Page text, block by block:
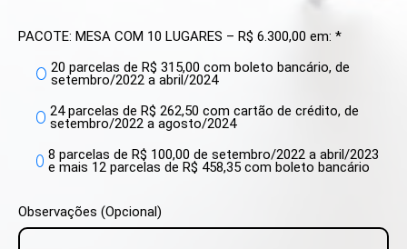
PACOTE: MESA COM 10 LUGARES – R$ 6.300,00 em: *
20 parcelas de R$ 315,00 com boleto bancário, de
setembro/2022 a abril/2024
24 parcelas de R$ 262,50 com cartão de crédito, de
setembro/2022 a agosto/2024
8 parcelas de R$ 100,00 de setembro/2022 a abril/2023
e mais 12 parcelas de R$ 458,35 com boleto bancário
Observações (Opcional)